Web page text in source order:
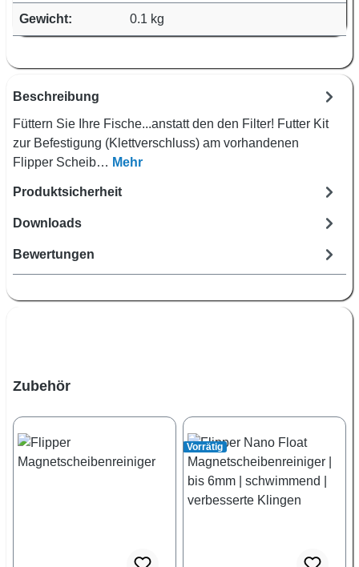
Gewicht: 0.1 kg
Beschreibung
Füttern Sie Ihre Fische...anstatt den den Filter! Futter Kit
zur Befestigung (Klettverschluss) am vorhandenen
Flipper Scheib… Mehr
Produktsicherheit
Downloads
Bewertungen
Produktgalerie überspringen
Zubehör
Vorrätig